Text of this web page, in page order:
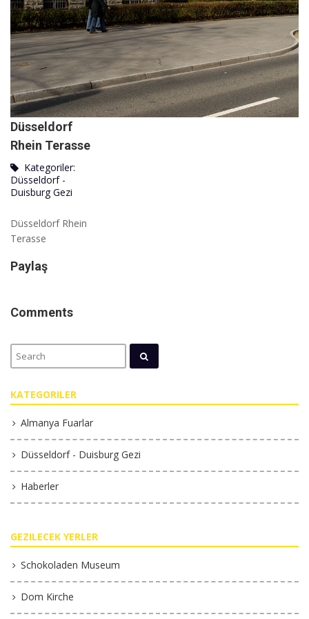
Düsseldorf
Rhein Terasse
Kategoriler:
Düsseldorf -
Duisburg Gezi
Düsseldorf Rhein
Terasse
Paylaş
Comments
KATEGORILER
Almanya Fuarlar
Düsseldorf - Duisburg Gezi
Haberler
GEZILECEK YERLER
Schokoladen Museum
Dom Kirche